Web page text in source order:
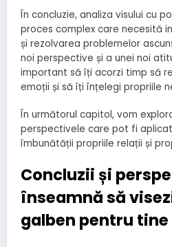
În concluzie, analiza visului cu
proces complex care necesită
și rezolvarea problemelor
noi perspective și a unei noi
important să îți acorzi timp să
emoții și să îți înțelegi propriile
În următorul capitol, vom
perspectivele care pot fi
îmbunătății propriile relații și
Concluzii și
înseamnă să
galben pentru tine